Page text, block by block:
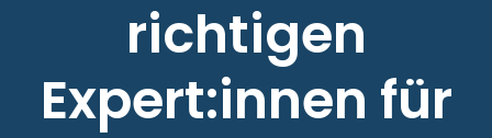
richtigen
Expert:innen für